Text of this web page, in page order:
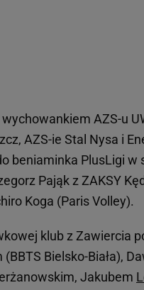
AZS-u
AZS-ie Stal Nysa i
beniaminka PlusLigi w
Pająk z ZAKSY
Koga (Paris Volley).
klub z Zawiercia
Bielsko-Biała),
Jakubem